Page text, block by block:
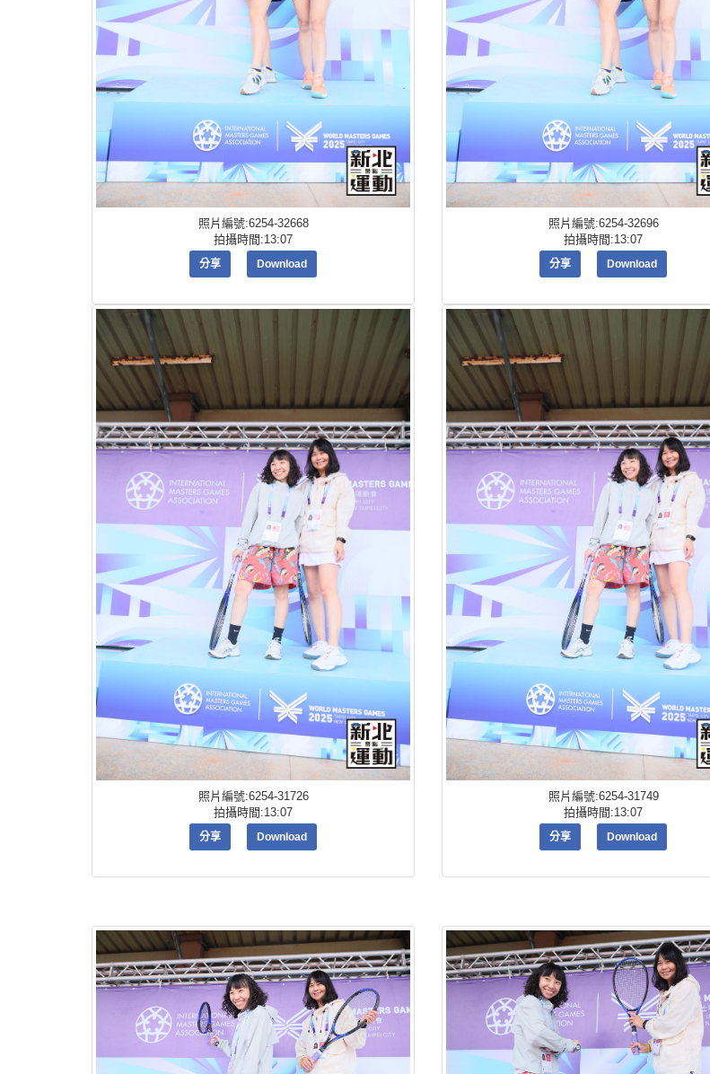
照片編號:6254-32668
拍攝時間:13:07
分享 Download
照片編號:6254-32696
拍攝時間:13:07
分享 Download
照片編號:6254-31726
拍攝時間:13:07
分享 Download
照片編號:6254-31749
拍攝時間:13:07
分享 Download